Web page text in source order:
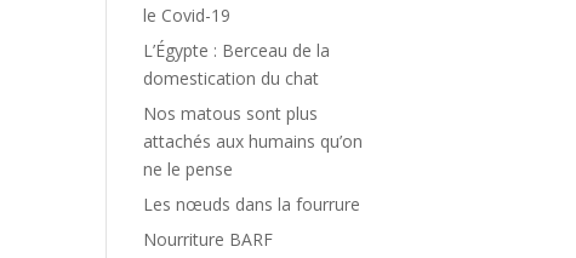
le Covid-19
L’Égypte : Berceau de la
domestication du chat
Nos matous sont plus
attachés aux humains qu’on
ne le pense
Les nœuds dans la fourrure
Nourriture BARF